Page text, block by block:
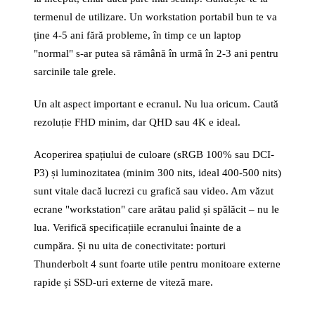
termenul de utilizare. Un workstation portabil bun te va
ține 4-5 ani fără probleme, în timp ce un laptop
"normal" s-ar putea să rămână în urmă în 2-3 ani pentru
sarcinile tale grele.
Un alt aspect important e ecranul. Nu lua oricum. Caută
rezoluție FHD minim, dar QHD sau 4K e ideal.
Acoperirea spațiului de culoare (sRGB 100% sau DCI-
P3) și luminozitatea (minim 300 nits, ideal 400-500 nits)
sunt vitale dacă lucrezi cu grafică sau video. Am văzut
ecrane "workstation" care arătau palid și spălăcit – nu le
lua. Verifică specificațiile ecranului înainte de a
cumpăra. Și nu uita de conectivitate: porturi
Thunderbolt 4 sunt foarte utile pentru monitoare externe
rapide și SSD-uri externe de viteză mare.